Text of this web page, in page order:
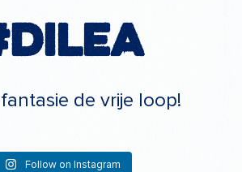
de vrije loop!
Follow on Instagram